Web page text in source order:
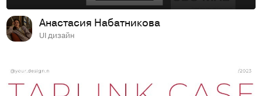
Анастасия Набатникова
UI дизайн